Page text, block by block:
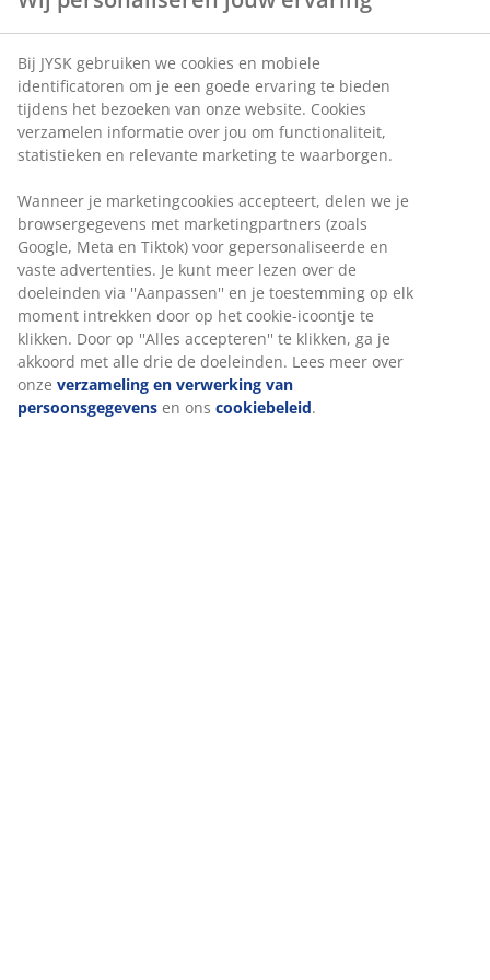
Bij JYSK gebruiken we cookies en mobiele
identificatoren om je een goede ervaring te bieden
tijdens het bezoeken van onze website. Cookies
verzamelen informatie over jou om functionaliteit,
statistieken en relevante marketing te waarborgen.
Wanneer je marketingcookies accepteert, delen we je
browsergegevens met marketingpartners (zoals
Google, Meta en Tiktok) voor gepersonaliseerde en
vaste advertenties. Je kunt meer lezen over de
doeleinden via ''Aanpassen'' en je toestemming op elk
moment intrekken door op het cookie-icoontje te
klikken. Door op ''Alles accepteren'' te klikken, ga je
akkoord met alle drie de doeleinden. Lees meer over
onze verzameling en verwerking van
persoonsgegevens en ons cookiebeleid.